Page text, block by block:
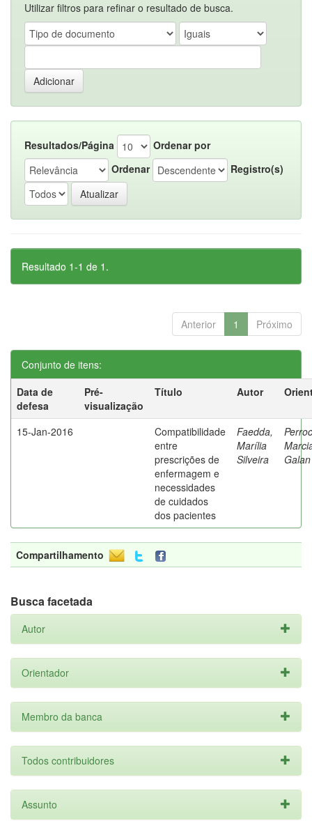
Utilizar filtros para refinar o resultado de busca.
Resultados/Página
Ordenar por
Ordenar
Registro(s)
Resultado 1-1 de 1.
Anterior 1 Próximo
Conjunto de itens:
Data de
defesa
Pré-
visualização
Título Autor
15-Jan-2016
Compatibilidade
entre
prescrições de
enfermagem e
necessidades
de cuidados
dos pacientes
Faedda,
Marília
Silveira
Galan
Compartilhamento
Busca facetada
Autor
Orientador
Membro da banca
Todos contribuidores
Assunto